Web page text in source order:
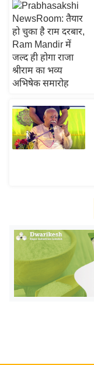
त
वि
शे
ष
ज्ञ
रा
य
ब
ज
ट
L
2